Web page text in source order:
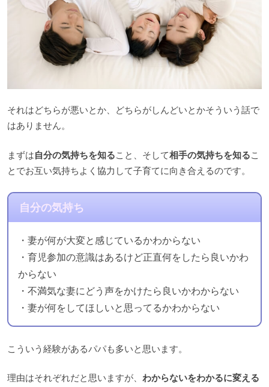
それはどちらが悪いとか、どちらがしんどいとかそういう話で
はありません。
まずは自分の気持ちを知ること、そして相手の気持ちを知るこ
とでお互い気持ちよく協力して子育てに向き合えるのです。
自分の気持ち
・妻が何が大変と感じているかわからない
・育児参加の意識はあるけど正直何をしたら良いかわ
からない
・不満気な妻にどう声をかけたら良いかわからない
・妻が何をしてほしいと思ってるかわからない
こういう経験があるパパも多いと思います。
理由はそれぞれだと思いますが、 わからないをわかるに変える